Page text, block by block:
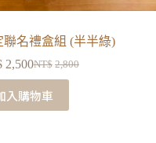
聯名禮盒組 (半半綠)
NT$ 2,800
2,500
入購物車